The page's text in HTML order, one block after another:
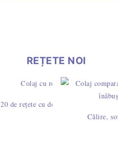
REȚETE NOI
20 de rețete cu dovlecei – idei
Călire,